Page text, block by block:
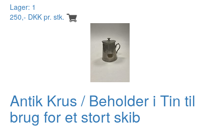
Lager: 1
250,- DKK pr. stk.
Antik Krus / Beholder i Tin til
brug for et stort skib